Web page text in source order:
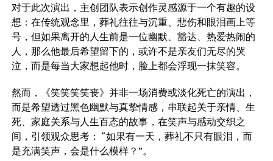
对于此次演出，主创团队表示创作灵感源于一个有趣的设
想：在传统观念里，葬礼往往与沉重、悲伤和眼泪画上等
号，但如果离开的人生前是一位幽默、豁达、热爱热闹的
人，那么他最后希望留下的，或许不是亲友们无尽的哭
泣，而是每当大家想起他时，脸上都会浮现一抹笑容。
然而，《笑笑笑笑丧》并非一场消费或淡化死亡的演出，
而是希望透过黑色幽默与真挚情感，串联起关于亲情、生
死、家庭关系与人生百态的故事，在笑声与感动交织之
间，引领观众思考： “如果有一天，葬礼不只有眼泪，而
是充满笑声，会是什么模样？”。